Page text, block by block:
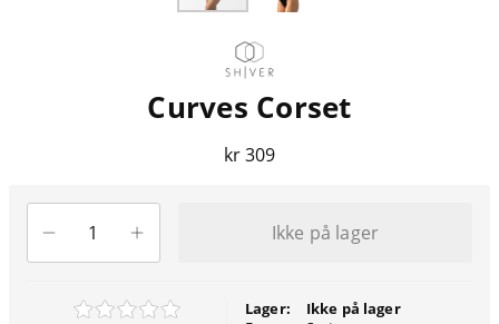
Curves Corset
kr 309
Ikke på lager
Lager:
Ikke på lager